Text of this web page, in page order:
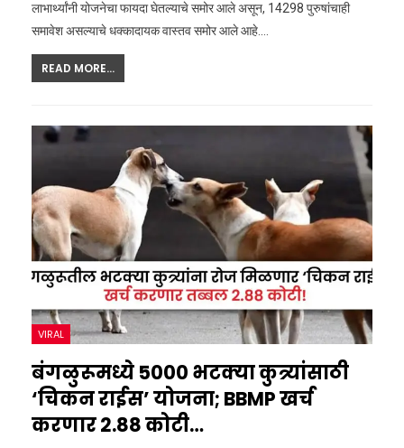
लाभार्थ्यांनी योजनेचा फायदा घेतल्याचे समोर आले असून, 14298 पुरुषांचाही
समावेश असल्याचे धक्कादायक वास्तव समोर आले आहे.…
READ MORE...
VIRAL
बंगळुरूमध्ये 5000 भटक्या कुत्र्यांसाठी
‘चिकन राईस’ योजना; BBMP खर्च
करणार 2.88 कोटी…